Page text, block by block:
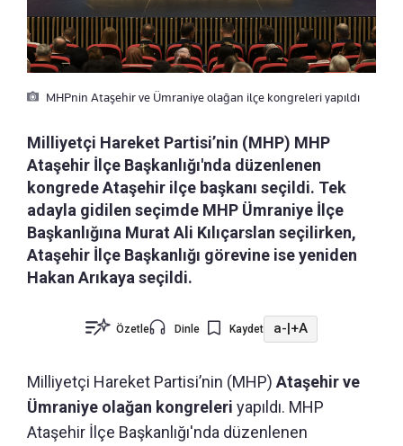
MHPnin Ataşehir ve Ümraniye olağan ilçe kongreleri yapıldı
Milliyetçi Hareket Partisi’nin (MHP) MHP
Ataşehir İlçe Başkanlığı'nda düzenlenen
kongrede Ataşehir ilçe başkanı seçildi. Tek
adayla gidilen seçimde MHP Ümraniye İlçe
Başkanlığına Murat Ali Kılıçarslan seçilirken,
Ataşehir İlçe Başkanlığı görevine ise yeniden
Hakan Arıkaya seçildi.
Özetle Dinle Kaydet a-|+A
Milliyetçi Hareket Partisi’nin (MHP) Ataşehir ve
Ümraniye olağan kongreleri yapıldı. MHP
Ataşehir İlçe Başkanlığı'nda düzenlenen